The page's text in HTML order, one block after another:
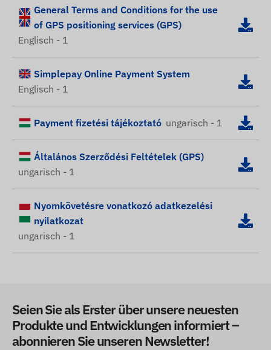
General Terms and Conditions for the use
of GPS positioning services (GPS)
Englisch - 1
Simplepay Online Payment System
Englisch - 1
Payment fizetési tájékoztató ungarisch - 1
Általános Szerződési Feltételek (GPS)
ungarisch - 1
Nyomkövetésre vonatkozó adatkezelési
nyilatkozat
ungarisch - 1
Seien Sie als Erster über unsere neuesten
Produkte und Entwicklungen informiert –
abonnieren Sie unseren Newsletter!